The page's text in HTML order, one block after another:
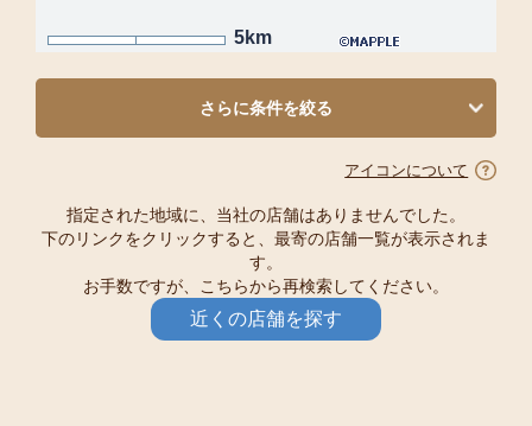
5km
さらに条件を絞る
アイコンについて
指定された地域に、当社の店舗はありませんでした。
下のリンクをクリックすると、最寄の店舗一覧が表示されま
す。
お手数ですが、こちらから再検索してください。
近くの店舗を探す